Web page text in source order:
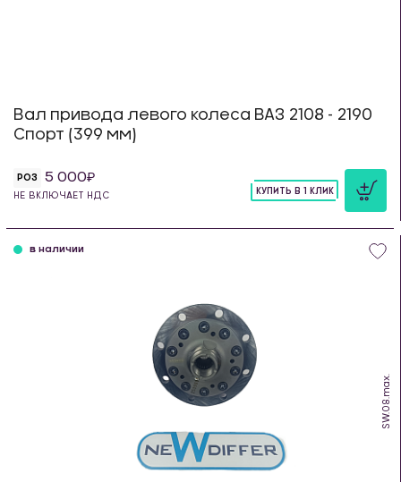
Вал привода левого колеса ВАЗ 2108 - 2190
Спорт (399 мм)
РОЗ 5 000
НЕ ВКЛЮЧАЕТ НДС
КУПИТЬ В 1 КЛИК
SW.08.max.
в наличии